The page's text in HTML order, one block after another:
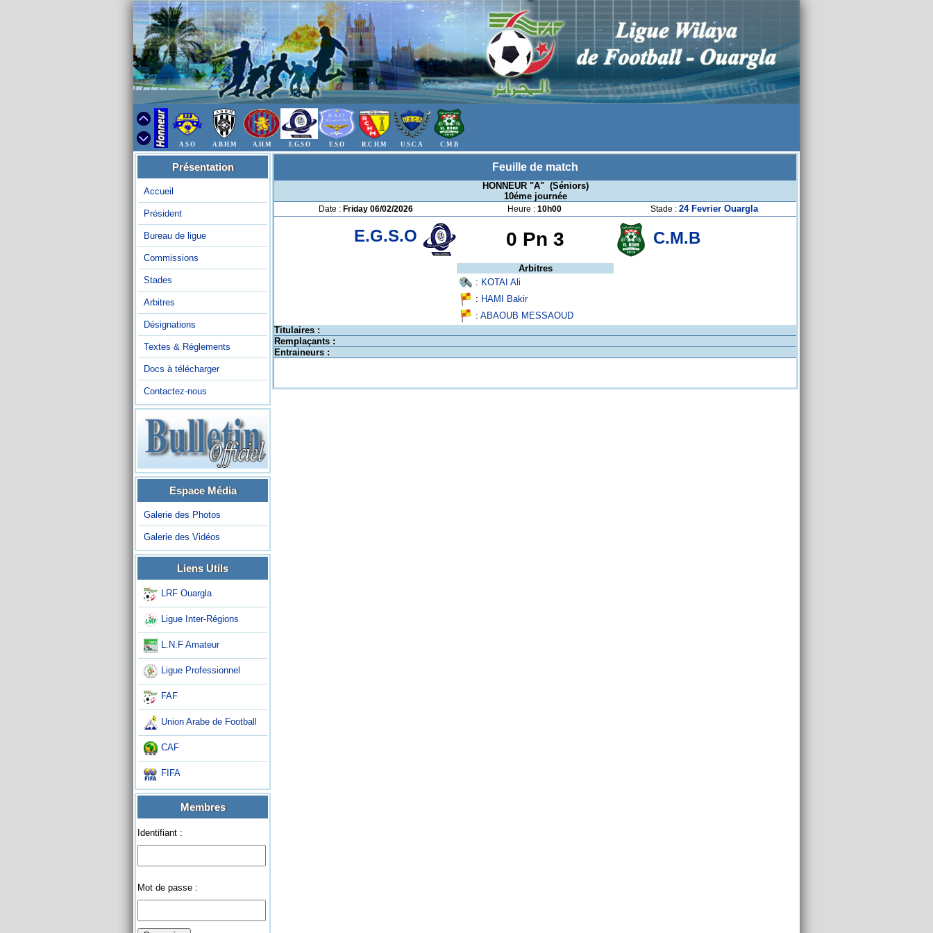
A.S.O A.B.H.M A.H.M E.G.S.O E.S.O R.C.H.M U.S.C.A C.M.B
Présentation
Accueil
Président
Bureau de ligue
Commissions
Stades
Arbitres
Désignations
Textes & Réglements
Docs à télécharger
Contactez-nous
Espace Média
Galerie des Photos
Galerie des Vidéos
Liens Utils
LRF Ouargla
Ligue Inter-Régions
L.N.F Amateur
Ligue Professionnel
FAF
Union Arabe de Football
CAF
FIFA
Membres
Identifiant :
Mot de passe :
Feuille de match
HONNEUR "A" (Séniors)
10éme journée
Date : Friday 06/02/2026 Heure : 10h00 Stade : 24 Fevrier Ouargla
E.G.S.O 0 Pn 3 C.M.B
Arbitres
: KOTAI Ali
: HAMI Bakir
: ABAOUB MESSAOUD
Titulaires :
Remplaçants :
Entraineurs :